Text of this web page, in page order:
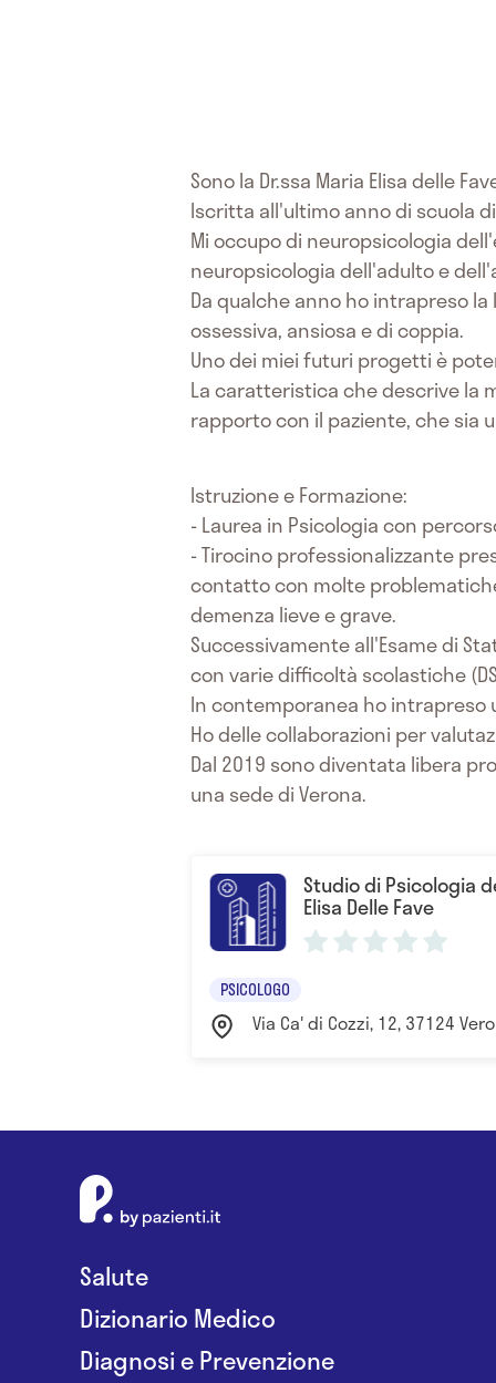
Sono la Dr.ssa Maria Elisa delle
Iscritta all'ultimo anno di scuola
Mi occupo di neuropsicologia
neuropsicologia dell'adulto e
Da qualche anno ho intrapreso
ossessiva, ansiosa e di coppia.
Uno dei miei futuri progetti è
La caratteristica che descrive la
rapporto con il paziente, che sia
Istruzione e Formazione:
- Laurea in Psicologia con
- Tirocino professionalizzante
contatto con molte
demenza lieve e grave.
Successivamente all'Esame di
con varie difficoltà scolastiche
In contemporanea ho intrapreso
Ho delle collaborazioni per
Dal 2019 sono diventata libera
una sede di Verona.
Studio di Psicologia
Elisa Delle Fave
PSICOLOGO
Via Ca' di Cozzi, 12, 37124
Salute
Dizionario Medico
Diagnosi e Prevenzione